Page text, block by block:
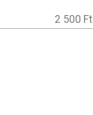
2 500 Ft